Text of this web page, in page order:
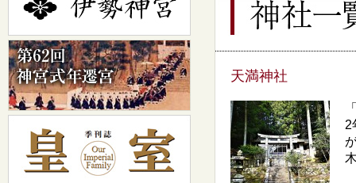
天満神社
2